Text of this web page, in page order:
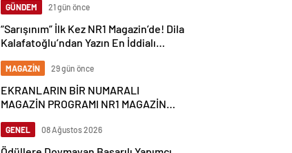
GÜNDEM 21 gün önce
“Sarışınım” İlk Kez NR1 Magazin’de! Dila
Kalafatoğlu’ndan Yazın En İddialı
MAGAZİN 29 gün önce
EKRANLARIN BİR NUMARALI
MAGAZİN PROGRAMI NR1 MAGAZİN
GENEL 08 Ağustos 2026